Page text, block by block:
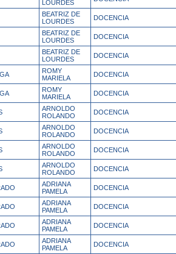
LOURDES
BEATRIZ DE
LOURDES
DOCENCIA
BEATRIZ DE
LOURDES
DOCENCIA
BEATRIZ DE
LOURDES
DOCENCIA
ROMY
MARIELA
DOCENCIA
ROMY
MARIELA
DOCENCIA
ARNOLDO
ROLANDO
DOCENCIA
ARNOLDO
ROLANDO
DOCENCIA
ARNOLDO
ROLANDO
DOCENCIA
ARNOLDO
ROLANDO
DOCENCIA
ADRIANA
PAMELA
DOCENCIA
ADRIANA
PAMELA
DOCENCIA
ADRIANA
PAMELA
DOCENCIA
ADRIANA
PAMELA
DOCENCIA